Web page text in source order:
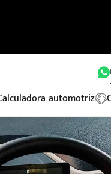
automotriz